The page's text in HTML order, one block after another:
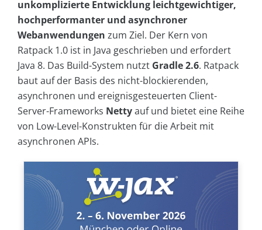
unkomplizierte Entwicklung leichtgewichtiger,
hochperformanter und asynchroner
Webanwendungen zum Ziel. Der Kern von
Ratpack 1.0 ist in Java geschrieben und erfordert
Java 8. Das Build-System nutzt Gradle 2.6. Ratpack
baut auf der Basis des nicht-blockierenden,
asynchronen und ereignisgesteuerten Client-
Server-Frameworks Nettyauf und bietet eine Reihe
von Low-Level-Konstrukten für die Arbeit mit
asynchronen APIs.